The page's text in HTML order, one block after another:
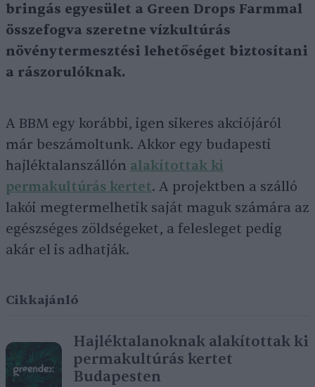
bringás egyesület a Green Drops Farmmal
összefogva szeretne vízkultúrás
növénytermesztési lehetőséget biztosítani
a rászorulóknak.
A BBM egy korábbi, igen sikeres akciójáról
már beszámoltunk. Akkor egy budapesti
hajléktalanszállón alakítottak ki
permakultúrás kertet. A projektben a szálló
lakói megtermelhetik saját maguk számára az
egészséges zöldségeket, a felesleget pedig
akár el is adhatják.
Cikkajánló
Hajléktalanoknak alakítottak ki
permakultúrás kertet
Budapesten